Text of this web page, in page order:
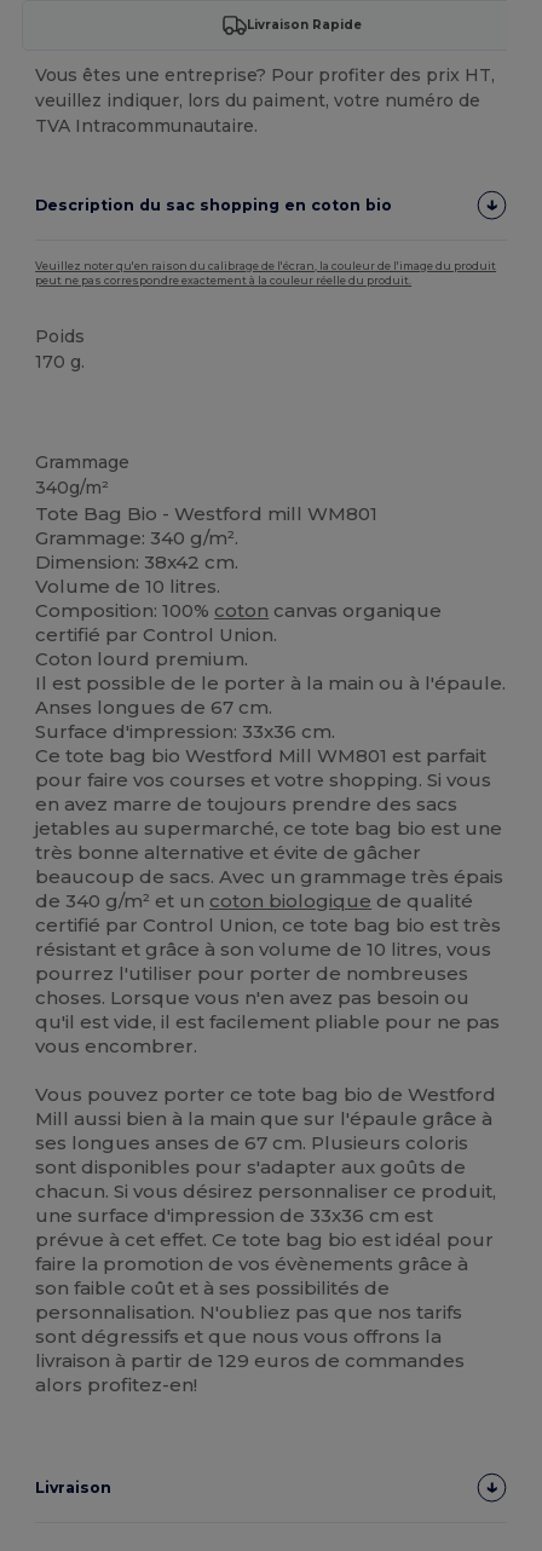
Livraison Rapide
Vous êtes une entreprise? Pour profiter des prix HT,
veuillez indiquer, lors du paiment, votre numéro de
TVA Intracommunautaire.
Description du sac shopping en coton bio
Veuillez noter qu'en raison du calibrage de l'écran, la couleur de l'image du produit
peut ne pas correspondre exactement à la couleur réelle du produit.
Poids
170 g.
Grammage
340g/m²
Tote Bag Bio - Westford mill WM801
Grammage: 340 g/m².
Dimension: 38x42 cm.
Volume de 10 litres.
Composition: 100% coton canvas organique
certifié par Control Union.
Coton lourd premium.
Il est possible de le porter à la main ou à l'épaule.
Anses longues de 67 cm.
Surface d'impression: 33x36 cm.
Ce tote bag bio Westford Mill WM801 est parfait
pour faire vos courses et votre shopping. Si vous
en avez marre de toujours prendre des sacs
jetables au supermarché, ce tote bag bio est une
très bonne alternative et évite de gâcher
beaucoup de sacs. Avec un grammage très épais
de 340 g/m² et un coton biologique de qualité
certifié par Control Union, ce tote bag bio est très
résistant et grâce à son volume de 10 litres, vous
pourrez l'utiliser pour porter de nombreuses
choses. Lorsque vous n'en avez pas besoin ou
qu'il est vide, il est facilement pliable pour ne pas
vous encombrer.
Vous pouvez porter ce tote bag bio de Westford
Mill aussi bien à la main que sur l'épaule grâce à
ses longues anses de 67 cm. Plusieurs coloris
sont disponibles pour s'adapter aux goûts de
chacun. Si vous désirez personnaliser ce produit,
une surface d'impression de 33x36 cm est
prévue à cet effet. Ce tote bag bio est idéal pour
faire la promotion de vos évènements grâce à
son faible coût et à ses possibilités de
personnalisation. N'oubliez pas que nos tarifs
sont dégressifs et que nous vous offrons la
livraison à partir de 129 euros de commandes
alors profitez-en!
Livraison